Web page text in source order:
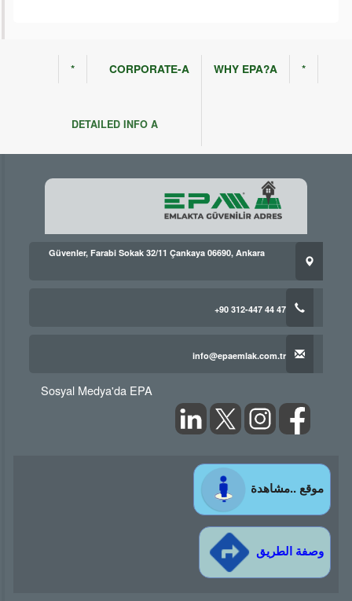
* CORPORATE-A
DETAILED INFO A
WHY EPA?A *
Güvenler, Farabi Sokak 32/11 Çankaya 06690, Ankara
+90 312-447 44 47
info@epaemlak.com.tr
Sosyal Medya'da EPA
موقع ..مشاهدة
وصفة الطريق